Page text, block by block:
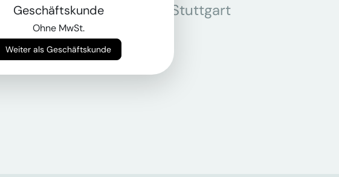
Steyr
Stuttgart
Wien
Geschäftskunde
Ohne MwSt.
Weiter als Geschäftskunde